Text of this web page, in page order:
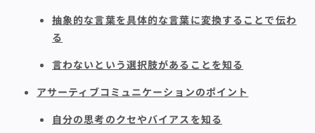
抽象的な言葉を具体的な言葉に変換することで伝わ
る
言わないという選択肢があることを知る
アサーティブコミュニケーションのポイント
自分の思考のクセやバイアスを知る